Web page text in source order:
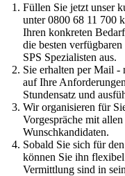
Füllen Sie jetzt unser
unter 0800 68 11 700
Ihren konkreten
die besten
SPS Spezialisten aus.
Sie erhalten per Mail -
auf Ihre
Stundensatz und
Wir organisieren für
Vorgespräche mit
Wunschkandidaten.
Sobald Sie sich für
können Sie ihn
Vermittlung sind in